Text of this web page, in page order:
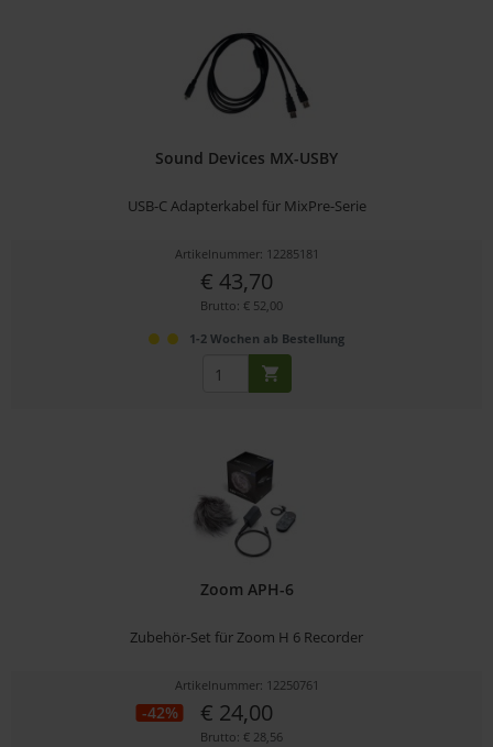
Sound Devices MX-USBY
USB-C Adapterkabel für MixPre-Serie
Artikelnummer: 12285181
€ 43,70
Brutto: € 52,00
1-2 Wochen ab Bestellung
Zoom APH-6
Zubehör-Set für Zoom H 6 Recorder
Artikelnummer: 12250761
-42% € 24,00
Brutto: € 28,56